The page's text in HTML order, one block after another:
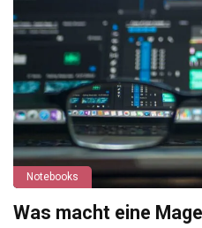
Notebooks
Was macht eine